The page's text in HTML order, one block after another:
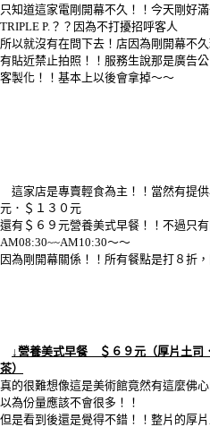
只知道這家電剛開幕不久！！今天剛好
TRIPLE P.？？因為不打擾招呼客人
所以就沒有在問下去！店因為剛開幕不
有貼近禁止拍照！！服務生說那是廣告公
客製化！！基本上以後會拿掉～～
這家店是專賣輕食為主！！當然有提
元．＄１３０元
還有＄６９元營養美式早餐！！不過只
AM08:30~~AM10:30～～
因為剛開幕關係！！所有餐點是打８折
↓營養美式早餐 ＄６９元（厚片土司
茶）
真的很難想像這是美術館竟然有這麼佛
以為份量應該不會很多！！
但是看到後還是覺得不錯！！整片的厚